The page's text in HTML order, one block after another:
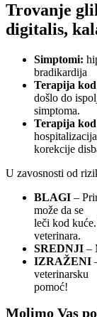
Trovanje
digitalis,
Simptomi:
bradikardija
Terapija
došlo do
simptoma.
Terapija
korekcije
U zavosnosti od
BLAGI –
može da se
leči kod
veterinara.
SREDNJI –
IZRAŽENI
veterinarsku
pomoć!
Molimo Vas